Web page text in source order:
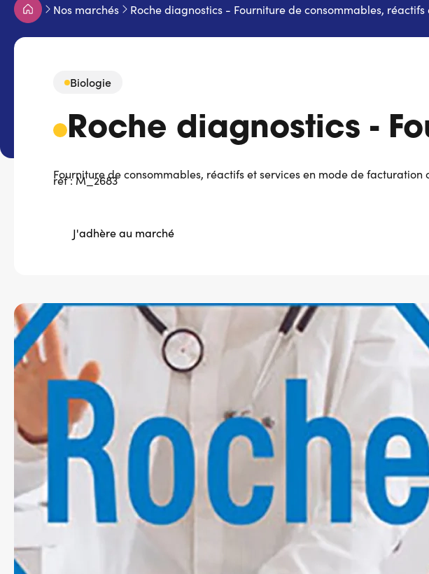
Fil
d'Ariane
Nos marchés Roche diagnostics - Fourniture de consommables,
Biologie
Roche diagnostics -
Fourniture de consommables, réactifs et services en mode de facturation
réf : M_2683
J'adhère au marché